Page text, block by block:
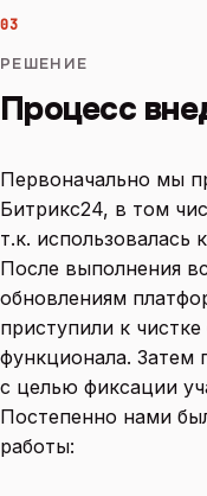
03
РЕШЕНИЕ
Процесс
Первоначально мы
Битрикс24, в том
т.к. использовалась
После выполнения
обновлениям
приступили к
функционала. Затем
с целью фиксации
Постепенно нами
работы: